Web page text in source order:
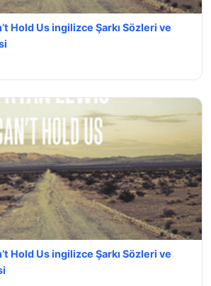
Hold Us ingilizce Şarkı Sözleri ve
Hold Us ingilizce Şarkı Sözleri ve